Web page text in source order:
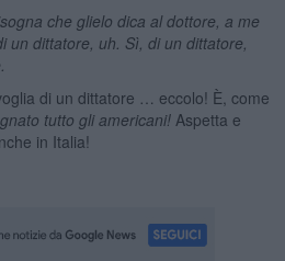
che glielo dica al dottore, a me
un dittatore, uh. Sì, di un dittatore,
di un dittatore … eccolo! È, come
tutto gli americani! Aspetta e
in Italia!